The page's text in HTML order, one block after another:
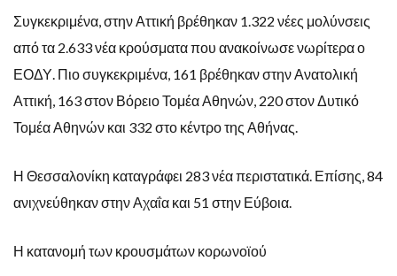
Συγκεκριμένα, στην Αττική βρέθηκαν 1.322 νέες μολύνσεις
από τα 2.633 νέα κρούσματα που ανακοίνωσε νωρίτερα ο
ΕΟΔΥ. Πιο συγκεκριμένα, 161 βρέθηκαν στην Ανατολική
Αττική, 163 στον Βόρειο Τομέα Αθηνών, 220 στον Δυτικό
Τομέα Αθηνών και 332 στο κέντρο της Αθήνας.
Η Θεσσαλονίκη καταγράφει 283 νέα περιστατικά. Επίσης, 84
ανιχνεύθηκαν στην Αχαΐα και 51 στην Εύβοια.
Η κατανομή των κρουσμάτων κορωνοϊού